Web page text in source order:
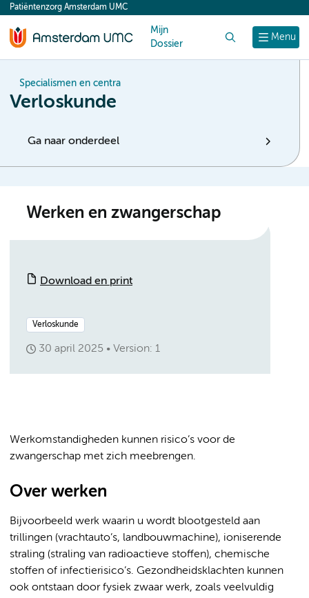
content
Menu
Patiëntenzorg Amsterdam UMC
Mijn
Dossier
Specialismen en centra
Verloskunde
Ga naar onderdeel
Werken en zwangerschap
Download en print
Verloskunde
30 april 2025 Version: 1
Werkomstandigheden kunnen risico’s voor de
zwangerschap met zich meebrengen.
Over werken
Bijvoorbeeld werk waarin u wordt blootgesteld aan
trillingen (vrachtauto’s, landbouwmachine), ioniserende
straling (straling van radioactieve stoffen), chemische
stoffen of infectierisico’s. Gezondheidsklachten kunnen
ook ontstaan door fysiek zwaar werk, zoals veelvuldig